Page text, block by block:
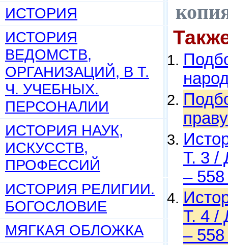
ИСТОРИЯ
ИСТОРИЯ
ВЕДОМСТВ,
ОРГАНИЗАЦИЙ, В Т.
Ч. УЧЕБНЫХ.
ПЕРСОНАЛИИ
ИСТОРИЯ НАУК,
ИСКУССТВ,
ПРОФЕССИЙ
ИСТОРИЯ РЕЛИГИИ.
БОГОСЛОВИЕ
МЯГКАЯ ОБЛОЖКА
Т. 3 /
–
Т. 4 /
–